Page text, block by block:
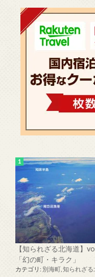
【知られざる北海道】
「幻の町・キラク」
カテゴリ: 別海町 知られざる